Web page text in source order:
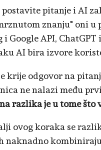
postavite pitanje i AI
znanju" oni
i Google API,
AI bira izvore
krije odgovor na
ne nalazi među
razlika je u tome
ovog koraka se
naknadno